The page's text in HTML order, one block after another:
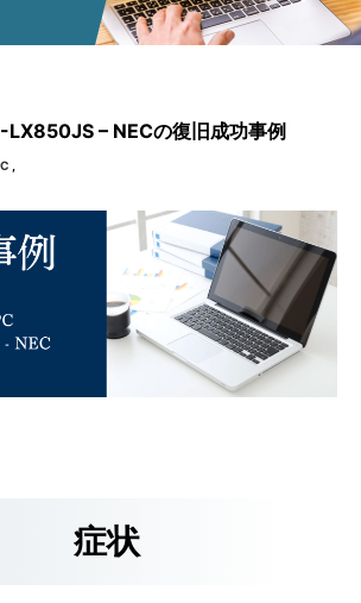
LX850JS – NECの復旧成功事例
症状